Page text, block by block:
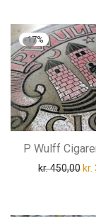
-17%
P Wulff
kr.450,00 kr.